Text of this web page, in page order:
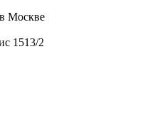
Москве
1513/2